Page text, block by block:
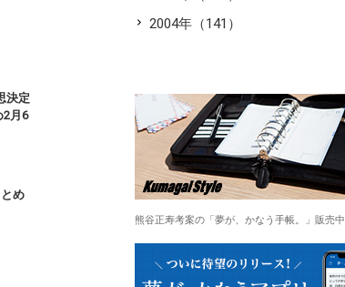
決定
2月6
め
2004年（141）
熊谷正寿考案の「夢が、かなう手帳。」販売中